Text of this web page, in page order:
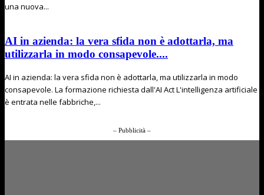
una nuova...
AI in azienda: la vera sfida non è adottarla, ma
utilizzarla in modo consapevole....
AI in azienda: la vera sfida non è adottarla, ma utilizzarla in modo
consapevole. La formazione richiesta dall'AI Act L'intelligenza artificiale
è entrata nelle fabbriche,...
– Pubblicità –